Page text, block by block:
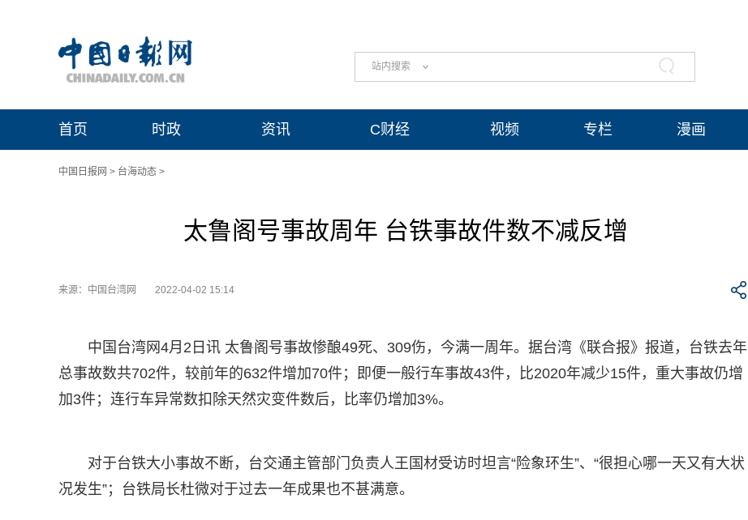
站内搜索
首页 时政 资讯 C财经 视频 专栏 漫画
中国日报网 > 台海动态 >
太鲁阁号事故周年 台铁事故件数不减反增
来源：中国台湾网 2022-04-02 15:14
中国台湾网4月2日讯 太鲁阁号事故惨酿49死、309伤，今满一周年。据台湾《联合报》报道，台铁去年
总事故数共702件，较前年的632件增加70件；即便一般行车事故43件，比2020年减少15件，重大事故仍增
加3件；连行车异常数扣除天然灾变件数后，比率仍增加3%。
对于台铁大小事故不断，台交通主管部门负责人王国材受访时坦言“险象环生”、“很担心哪一天又有大状
况发生”；台铁局长杜微对于过去一年成果也不甚满意。